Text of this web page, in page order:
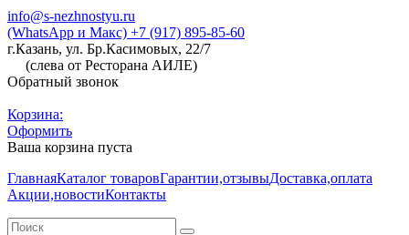
info@s-nezhnostyu.ru
(WhatsApp и Макс) +7 (917) 895-85-60
г.Казань, ул. Бр.Касимовых, 22/7
(слева от Ресторана АИЛЕ)
Обратный звонок
Корзина:
Оформить
Ваша корзина пуста
ГлавнаяКаталог товаровГарантии,отзывыДоставка,оплата
Акции,новостиКонтакты